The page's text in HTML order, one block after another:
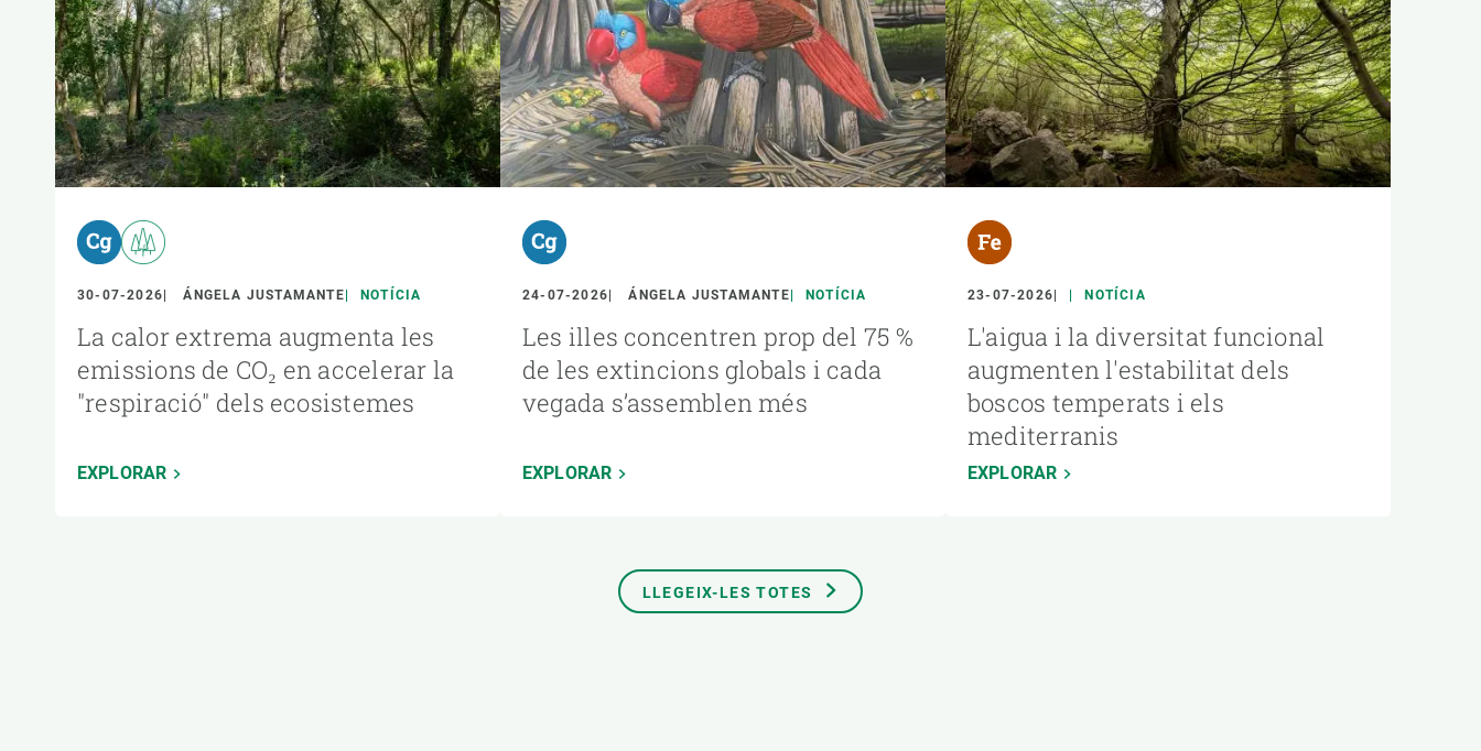
30-07-2026 ÁNGELA JUSTAMANTE NOTÍCIA
La calor extrema augmenta les
emissions de CO₂ en accelerar la
"respiració" dels ecosistemes
EXPLORAR
24-07-2026 ÁNGELA JUSTAMANTE NOTÍCIA
Les illes concentren prop del 75 %
de les extincions globals i cada
vegada s’assemblen més
EXPLORAR
23-07-2026 NOTÍCIA
L'aigua i la diversitat funcional
augmenten l'estabilitat dels
boscos temperats i els
mediterranis
EXPLORAR
LLEGEIX-LES TOTES